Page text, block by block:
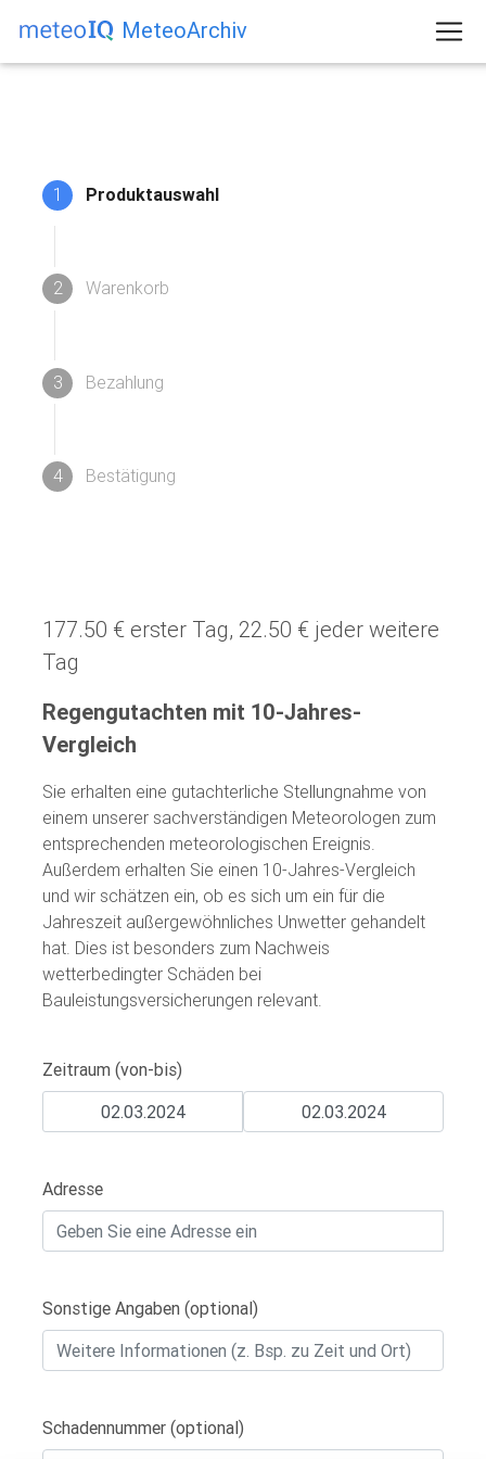
MeteoArchiv
1 Produktauswahl
2 Warenkorb
3 Bezahlung
4 Bestätigung
177.50 € erster Tag, 22.50 € jeder weitere
Tag
Regengutachten mit 10-Jahres-
Vergleich
Sie erhalten eine gutachterliche Stellungnahme von
einem unserer sachverständigen Meteorologen zum
entsprechenden meteorologischen Ereignis.
Außerdem erhalten Sie einen 10-Jahres-Vergleich
und wir schätzen ein, ob es sich um ein für die
Jahreszeit außergewöhnliches Unwetter gehandelt
hat. Dies ist besonders zum Nachweis
wetterbedingter Schäden bei
Bauleistungsversicherungen relevant.
Zeitraum (von-bis)
Adresse
Sonstige Angaben (optional)
Schadennummer (optional)